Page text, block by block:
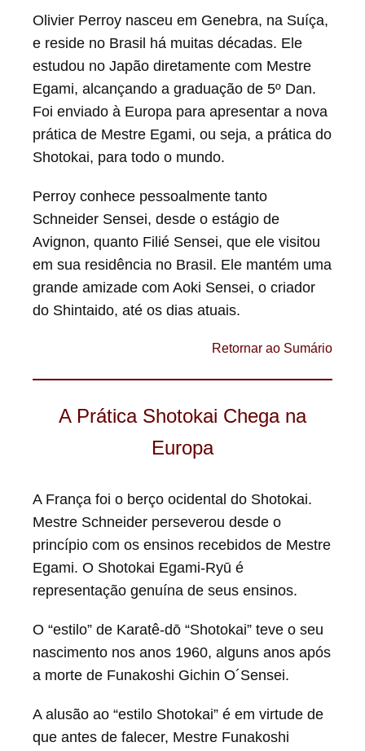
Olivier Perroy nasceu em Genebra, na Suíça,
e reside no Brasil há muitas décadas. Ele
estudou no Japão diretamente com Mestre
Egami, alcançando a graduação de 5º Dan.
Foi enviado à Europa para apresentar a nova
prática de Mestre Egami, ou seja, a prática do
Shotokai, para todo o mundo.
Perroy conhece pessoalmente tanto
Schneider Sensei, desde o estágio de
Avignon, quanto Filié Sensei, que ele visitou
em sua residência no Brasil. Ele mantém uma
grande amizade com Aoki Sensei, o criador
do Shintaido, até os dias atuais.
Retornar ao Sumário
A Prática Shotokai Chega na
Europa
A França foi o berço ocidental do Shotokai.
Mestre Schneider perseverou desde o
princípio com os ensinos recebidos de Mestre
Egami. O Shotokai Egami-Ryū é
representação genuína de seus ensinos.
O “estilo” de Karatê-dō “Shotokai” teve o seu
nascimento nos anos 1960, alguns anos após
a morte de Funakoshi Gichin O´Sensei.
A alusão ao “estilo Shotokai” é em virtude de
que antes de falecer, Mestre Funakoshi